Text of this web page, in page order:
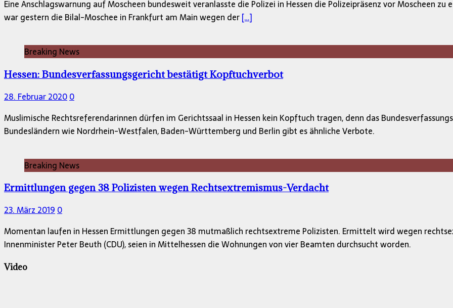
Eine Anschlagswarnung auf Moscheen bundesweit veranlasste die Polizei in Hessen die Polizeipräsenz vor Moscheen
war gestern die Bilal-Moschee in Frankfurt am Main wegen der[…]
Breaking News
Hessen: Bundesverfassungsgericht bestätigt Kopftuchverbot
28. Februar 20200
Muslimische Rechtsreferendarinnen dürfen im Gerichtssaal in Hessen kein Kopftuch tragen, denn das
Bundesländern wie Nordrhein-Westfalen, Baden-Württemberg und Berlin gibt es ähnliche Verbote.
Breaking News
Ermittlungen gegen 38 Polizisten wegen Rechtsextremismus-Verdacht
23. März 2019 0
Momentan laufen in Hessen Ermittlungen gegen 38 mutmaßlich rechtsextreme Polizisten. Ermittelt wird wegen
Innenminister Peter Beuth (CDU), seien in Mittelhessen die Wohnungen von vier Beamten durchsucht worden.
Video